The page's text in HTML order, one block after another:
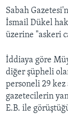
Sabah
İsmail Dükel
üzerine "askeri
İddiaya göre
diğer şüpheli
personeli 29 kez
gazetecilerin
E.B. ile